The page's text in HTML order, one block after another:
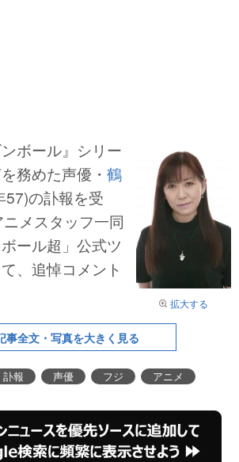
拡大する
ボール』シリー
務めた声優・ 鶴
57)の訃報を受
メスタッフ一同
ール超」公式ツ
、追悼コメント
事全文・写真を大きく見る
訃報 声優 フジ アニメ